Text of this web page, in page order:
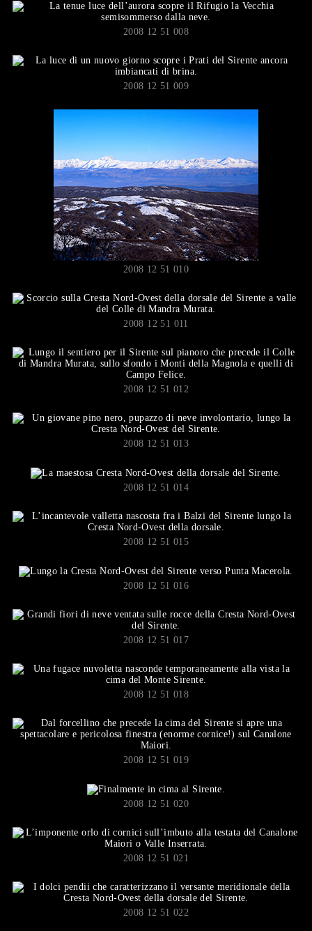
2008 12 51 008
2008 12 51 009
2008 12 51 010
2008 12 51 011
2008 12 51 012
2008 12 51 013
2008 12 51 014
2008 12 51 015
2008 12 51 016
2008 12 51 017
2008 12 51 018
2008 12 51 019
2008 12 51 020
2008 12 51 021
2008 12 51 022